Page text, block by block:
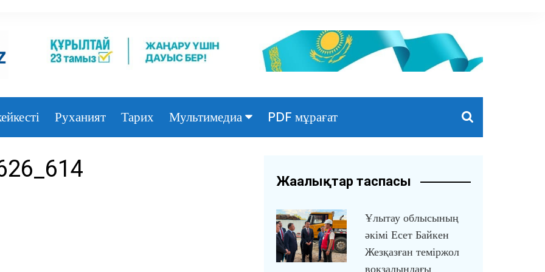
Руханият Тарих Мультимедиа PDF мұрағат
Жаңалықтар таспасы
Ұлытау облысының
әкімі Есет Байкен
Жезқазған теміржол
вокзалындағы